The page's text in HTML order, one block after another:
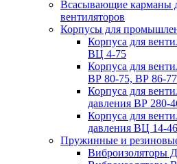
Всасывающие карманы
вентиляторов
Корпусы для
Корпуса для
ВЦ 4-75
Корпуса для
ВР 80-75, ВР 86-77
Корпуса для
давления ВР 280-
Корпуса для
давления ВЦ 14-46
Пружинные и
Виброизоляторы